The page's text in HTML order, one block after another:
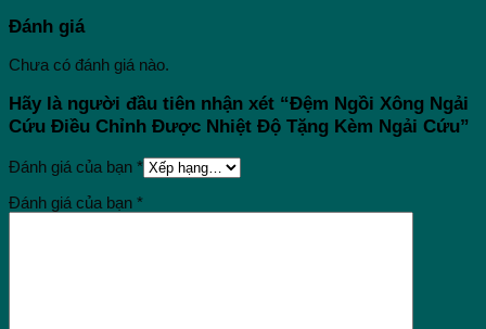
Đánh giá
Chưa có đánh giá nào.
Hãy là người đầu tiên nhận xét “Đệm Ngồi Xông Ngải
Cứu Điều Chỉnh Được Nhiệt Độ Tặng Kèm Ngải Cứu”
Đánh giá của bạn *
Đánh giá của bạn *